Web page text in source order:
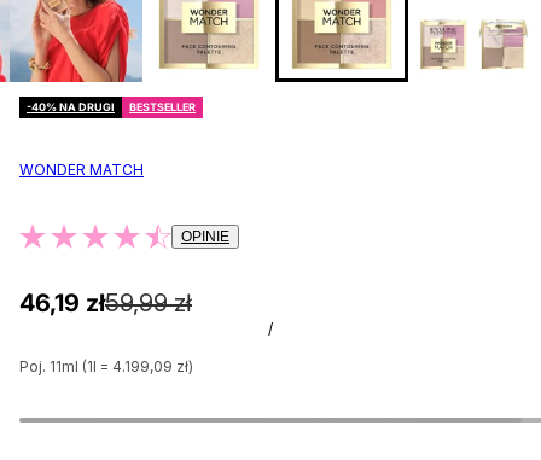
-40% NA DRUGI BESTSELLER
WONDER MATCH
OPINIE
46,19 zł59,99 zł
/
Poj. 11ml (1l = 4.199,09 zł)